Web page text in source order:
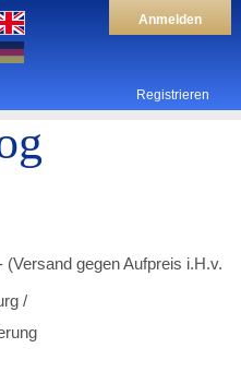
Anmelden
Registrieren
gegen Aufpreis i.H.v.
/